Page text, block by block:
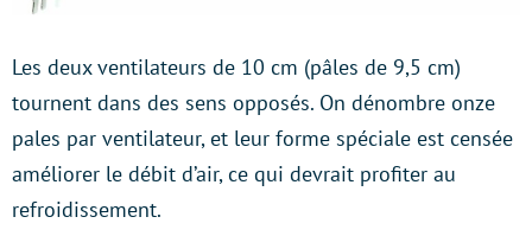
Les deux ventilateurs de 10 cm (pâles de 9,5 cm)
tournent dans des sens opposés. On dénombre onze
pales par ventilateur, et leur forme spéciale est censée
améliorer le débit d’air, ce qui devrait profiter au
refroidissement.